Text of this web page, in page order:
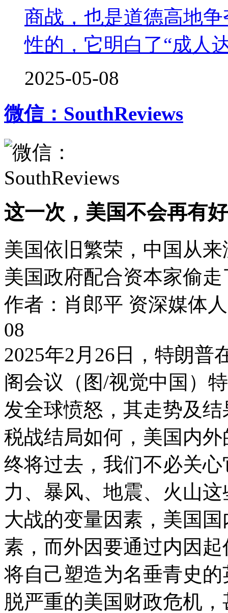
商战，也是道德高地
性的，它明白了“成人
2025-05-08
微信：SouthReviews
这一次，美国不会再有
美国依旧繁荣，中国从
美国政府配合资本家偷
作者：肖郎平 资深媒体人
08
2025年2月26日，特朗普
阁会议（图/视觉中国）
发全球愤怒，其走势及
税战结局如何，美国内
终将过去，我们不必关
力、暴风、地震、火山
大战的变量因素，美国
素，而外因要通过内因
将自己塑造为名垂青史
脱严重的美国财政危机